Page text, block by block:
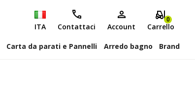
ITA Contattaci Account
0
Carrello
Carta da parati e Pannelli Arredo bagno Brand